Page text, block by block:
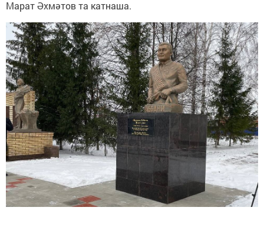
Марат Әхмәтов та катнаша.